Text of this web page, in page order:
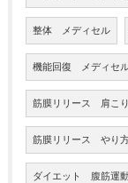
整体 メディセル
機能回復 メディセ
筋膜リリース 肩こ
筋膜リリース やり
ダイエット 腹筋運